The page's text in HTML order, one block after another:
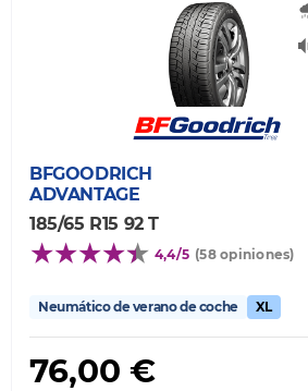
BFGOODRICH
ADVANTAGE
185/65 R15 92 T
4,4/5 (58 opiniones)
Neumático de verano de coche XL
76,00 €